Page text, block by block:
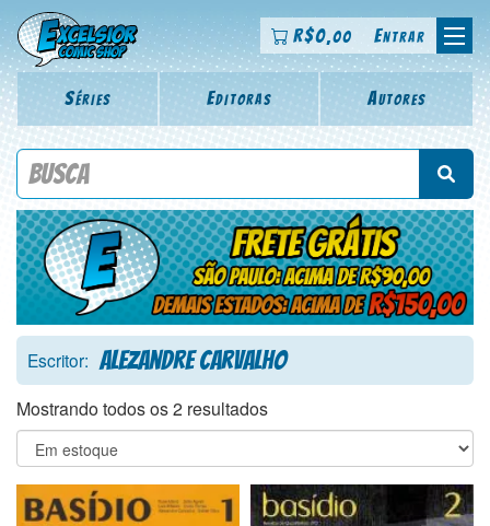
R$0,00 Entrar
Séries Editoras Autores
Procure por título da revista, personagem, série, escritor,
Escritor: Alezandre Carvalho
Mostrando todos os 2 resultados